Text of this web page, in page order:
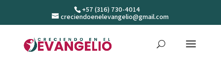
+57 (316) 730-4014
creciendoenelevangelio@gmail.com